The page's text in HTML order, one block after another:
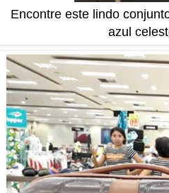
Encontre este lindo
azul